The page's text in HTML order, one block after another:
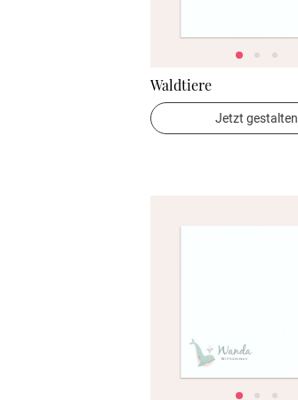
Waldtiere
Jetzt gestalten